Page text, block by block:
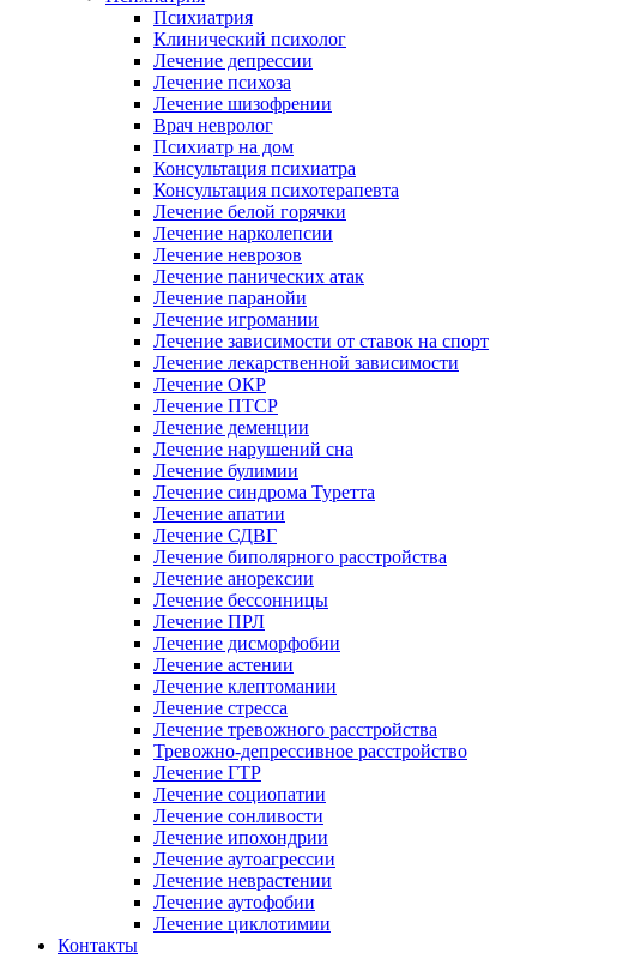
Психиатрия
Клинический психолог
Лечение депрессии
Лечение психоза
Лечение шизофрении
Врач невролог
Психиатр на дом
Консультация психиатра
Консультация психотерапевта
Лечение белой горячки
Лечение нарколепсии
Лечение неврозов
Лечение панических атак
Лечение паранойи
Лечение игромании
Лечение зависимости от ставок на спорт
Лечение лекарственной зависимости
Лечение ОКР
Лечение ПТСР
Лечение деменции
Лечение нарушений сна
Лечение булимии
Лечение синдрома Туретта
Лечение апатии
Лечение СДВГ
Лечение биполярного расстройства
Лечение анорексии
Лечение бессонницы
Лечение ПРЛ
Лечение дисморфобии
Лечение астении
Лечение клептомании
Лечение стресса
Лечение тревожного расстройства
Тревожно-депрессивное расстройство
Лечение ГТР
Лечение социопатии
Лечение сонливости
Лечение ипохондрии
Лечение аутоагрессии
Лечение неврастении
Лечение аутофобии
Лечение циклотимии
Контакты